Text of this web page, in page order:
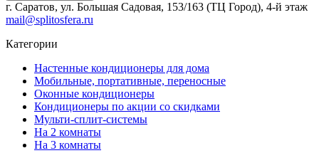
г. Саратов, ул. Большая Садовая, 153/163 (ТЦ Город), 4-й этаж
mail@splitosfera.ru
Категории
Настенные кондиционеры для дома
Мобильные, портативные, переносные
Оконные кондиционеры
Кондиционеры по акции со скидками
Мульти-сплит-системы
На 2 комнаты
На 3 комнаты